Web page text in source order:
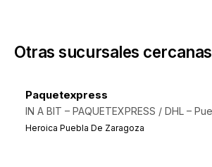
Otras sucursales cercanas
Paquetexpress
IN A BIT – PAQUETEXPRESS / DHL –
Heroica Puebla De Zaragoza